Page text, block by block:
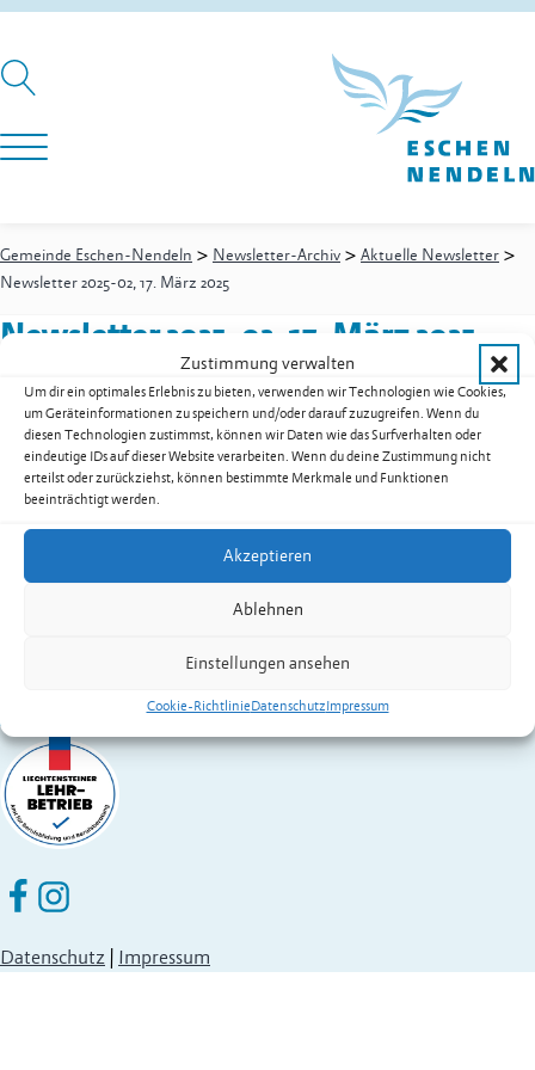
Zustimmung verwalten
Um dir ein optimales Erlebnis zu bieten, verwenden wir Technologien wie Cookies,
um Geräteinformationen zu speichern und/oder darauf zuzugreifen. Wenn du
diesen Technologien zustimmst, können wir Daten wie das Surfverhalten oder
eindeutige IDs auf dieser Website verarbeiten. Wenn du deine Zustimmung nicht
erteilst oder zurückziehst, können bestimmte Merkmale und Funktionen
beeinträchtigt werden.
Akzeptieren
Ablehnen
Einstellungen ansehen
Cookie-RichtlinieDatenschutzImpressum
Gemeinde Eschen-Nendeln > Newsletter-Archiv > Aktuelle Newsletter >
Newsletter 2025-02, 17. März 2025
Newsletter 2025-02, 17. März 2025
Newsletter 2025-02, 17. März 2025 als PDF herunterladen
Zur Übersicht der Downloads
Gemeinde Eschen-Nendeln
St. Martins-Ring 2, 9492 Eschen
Festnetz+423 377 50 10,verwaltung@eschen.li
Eschen Nendeln auf Facebook
Eschen Nendeln auf Instagram
Datenschutz | Impressum